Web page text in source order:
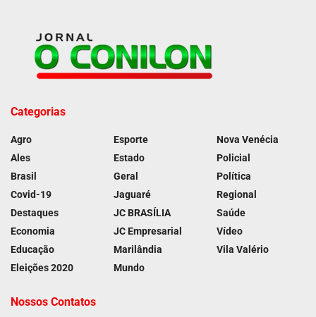
Categorias
Agro
Ales
Brasil
Covid-19
Destaques
Economia
Educação
Eleições 2020
Esporte
Estado
Geral
Jaguaré
JC BRASÍLIA
JC Empresarial
Marilândia
Mundo
Nova Venécia
Policial
Política
Regional
Saúde
Vídeo
Vila Valério
Nossos Contatos